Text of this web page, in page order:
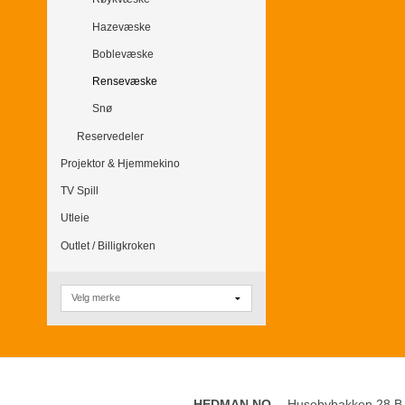
Hazevæske
Boblevæske
Rensevæske
Snø
Reservedeler
Projektor & Hjemmekino
TV Spill
Utleie
Outlet / Billigkroken